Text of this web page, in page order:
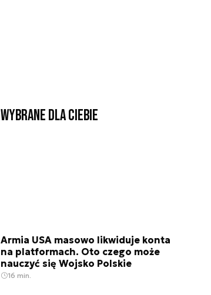
Wybrane dla Ciebie
Armia USA masowo likwiduje konta
na platformach. Oto czego może
nauczyć się Wojsko Polskie
16 min.